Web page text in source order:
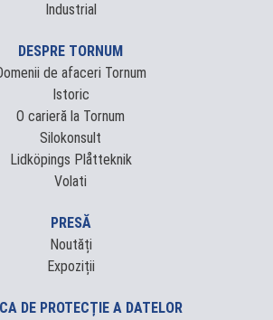
Industrial
DESPRE TORNUM
de afaceri Tornum
Istoric
O carieră la Tornum
Silokonsult
Lidköpings Plåtteknik
Volati
PRESĂ
Noutăți
Expoziții
DE PROTECȚIE A DATELOR